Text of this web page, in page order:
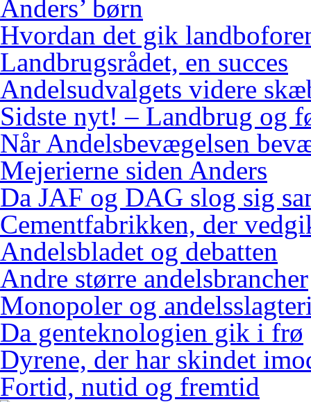
Anders’ børn
Hvordan det gik
Landbrugsrådet, en succes
Andelsudvalgets videre
Sidste nyt! – Landbrug og
Når Andelsbevægelsen
Mejerierne siden Anders
Da JAF og DAG slog sig
Cementfabrikken, der
Andelsbladet og debatten
Andre større andelsbrancher
Monopoler og
Da genteknologien gik i frø
Dyrene, der har skindet
Fortid, nutid og fremtid